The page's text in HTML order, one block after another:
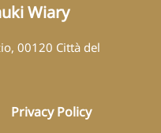
Wiary
00120 Città del
Privacy Policy